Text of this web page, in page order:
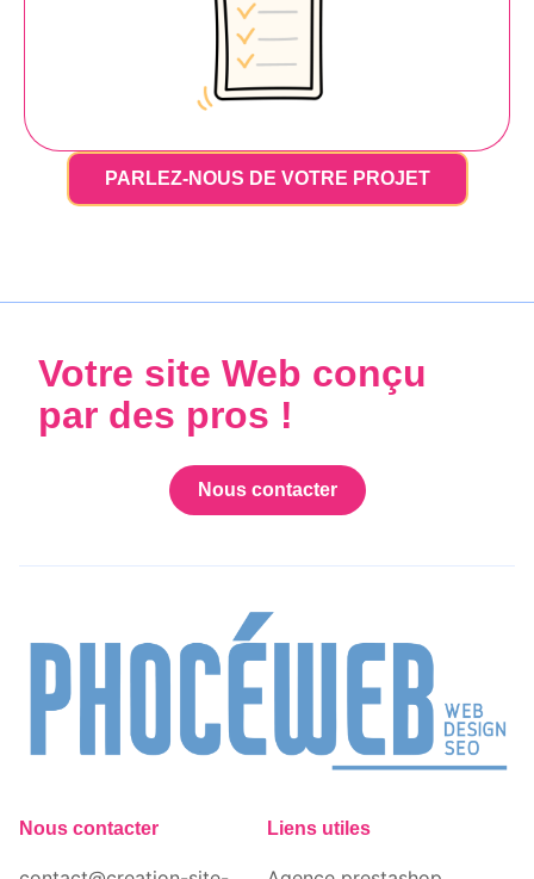
PARLEZ-NOUS DE VOTRE PROJET
Votre site Web conçu
par des pros !
Nous contacter
Nous contacter Liens utiles